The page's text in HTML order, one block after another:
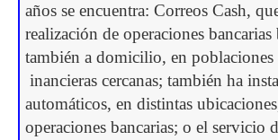
años se encuentra: Correos Cash,
realización de operaciones bancarias
también a domicilio, en poblaciones
inancieras cercanas; también ha
automáticos, en distintas
operaciones bancarias; o el servicio